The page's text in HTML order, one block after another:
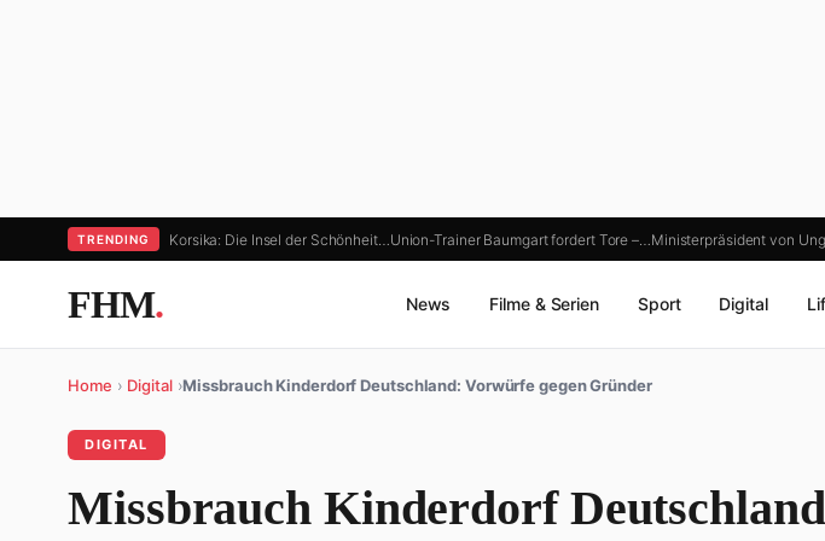
TRENDING Korsika: Die Insel der Schönheit… Union-Trainer Baumgart fordert Tore –… Ministerpräsident von
FHM. News Filme & Serien Sport Digital
Home › Digital ›Missbrauch Kinderdorf Deutschland: Vorwürfe gegen Gründer
DIGITAL
Missbrauch Kinderdorf